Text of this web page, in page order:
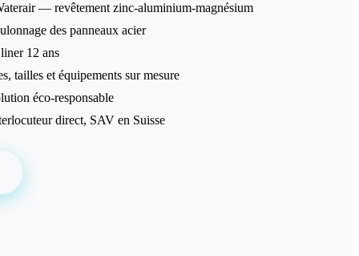
— revêtement zinc-aluminium-magnésium
des panneaux acier
12 ans
tailles et équipements sur mesure
éco-responsable
direct, SAV en Suisse